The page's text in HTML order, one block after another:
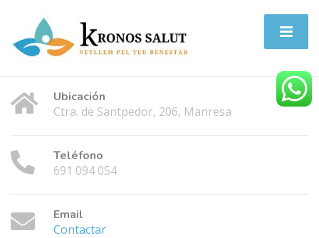
Ubicación
Ctra. de Santpedor, 206, Manresa
Teléfono
691 094 054
Email
Contactar